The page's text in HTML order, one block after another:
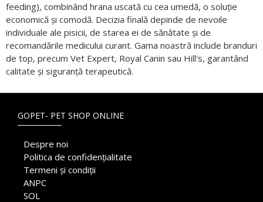
feeding), combinând hrana uscată cu cea umedă, o soluție
economică și comodă. Decizia finală depinde de nevoile
individuale ale pisicii, de starea ei de sănătate și de
recomandările medicului curant. Gama noastră include branduri
de top, precum Vet Expert, Royal Canin sau Hill's, garantând
calitate și siguranță terapeutică.
GOPET- PET SHOP ONLINE
Despre noi
Politica de confidențialitate
Termeni și condiții
ANPC
SOL